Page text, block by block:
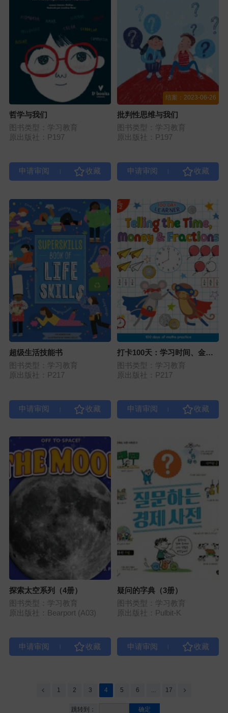
哲学与我们
图书类型：学习教育
原出版社：P197
结案：2023-06-26
批判性思维与我们
图书类型：学习教育
原出版社：P197
超级生活技能书
图书类型：学习教育
原出版社：P217
打卡100天：学习时间、金钱
和分数
图书类型：学习教育
原出版社：P217
探索太空系列（4册）
图书类型：学习教育
原出版社：Bearport (A03)
疑问的字典（3册）
图书类型：学习教育
原出版社：Pulbit-K
1 2 3 4 5 6 ... 17
跳转到： 确定